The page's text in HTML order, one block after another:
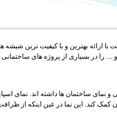
ارائه بهترین و با کیفیت ترین
و …. را در بسیاری از پروژه های
ساختمان ها داشته اند. نمای
کمک کند. این نما در عین اینکه از